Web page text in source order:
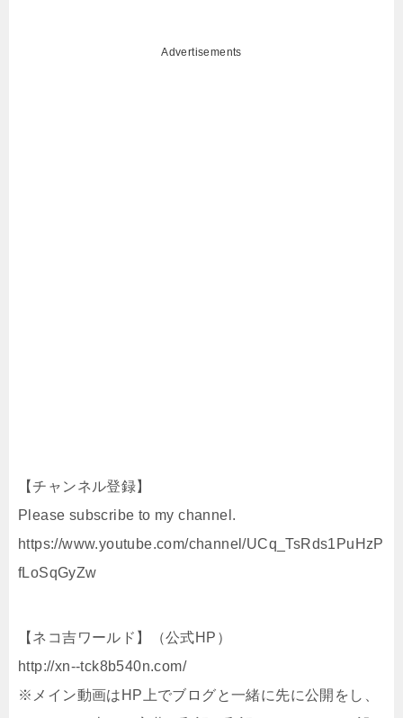
Advertisements
【チャンネル登録】
Please subscribe to my channel.
https://www.youtube.com/channel/UCq_TsRds1PuHzP
fLoSqGyZw
【ネコ吉ワールド】（公式HP）
http://xn--tck8b540n.com/
※メイン動画はHP上でブログと一緒に先に公開をし、